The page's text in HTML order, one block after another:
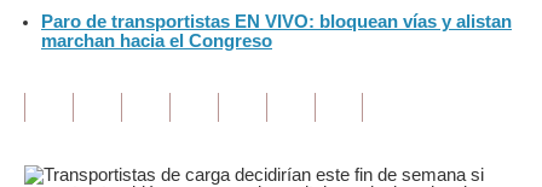
Plus G
Paro de transportistas EN VIVO: bloquean vías y alistan
marchan hacia el Congreso